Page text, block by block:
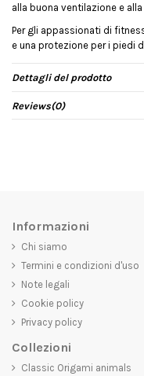
alla buona ventilazione e
Per gli appassionati di
e una protezione per i piedi
Dettagli del prodotto
Reviews(0)
Informazioni
Chi siamo
Termini e condizioni d'uso
Note legali
Cookie policy
Privacy policy
Collezioni
Classic Origami animals